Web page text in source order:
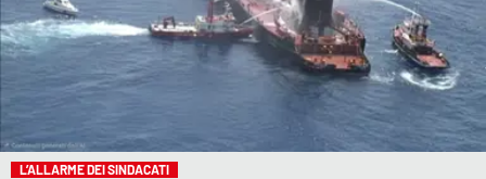
L’ALLARME DEI SINDACATI